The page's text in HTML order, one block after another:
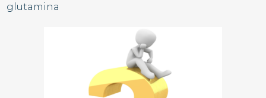
glutamina